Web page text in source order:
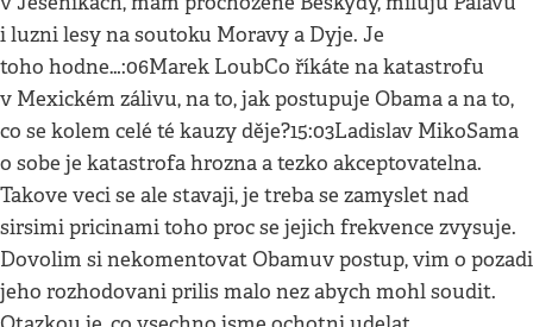
i luzni lesy na soutoku Moravy a Dyje. Je
toho hodne…:06Marek LoubCo říkáte na katastrofu
v Mexickém zálivu, na to, jak postupuje Obama a na to,
co se kolem celé té kauzy děje?15:03Ladislav MikoSama
o sobe je katastrofa hrozna a tezko akceptovatelna.
Takove veci se ale stavaji, je treba se zamyslet nad
sirsimi pricinami toho proc se jejich frekvence zvysuje.
Dovolim si nekomentovat Obamuv postup, vim o pozadi
jeho rozhodovani prilis malo nez abych mohl soudit.